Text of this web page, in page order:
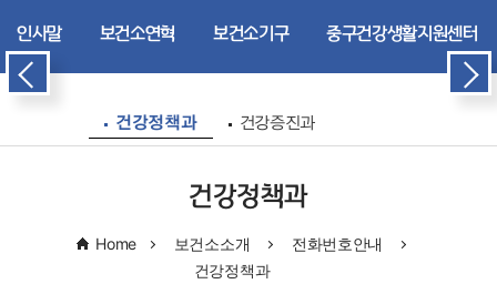
인사말 보건소연혁 보건소기구 중구건강생활지원센터
건강정책과 건강증진과
건강정책과
Home 보건소소개
전화번호안내
건강정책과